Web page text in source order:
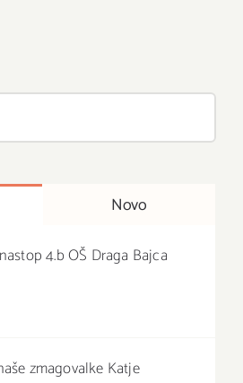
Novo
4.b OŠ Draga Bajca
zmagovalke Katje